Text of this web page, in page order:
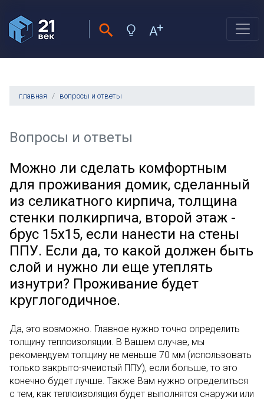
главная вопросы и ответы
Вопросы и ответы
Можно ли сделать комфортным
для проживания домик, сделанный
из селикатного кирпича, толщина
стенки полкирпича, второй этаж -
брус 15х15, если нанести на стены
ППУ. Если да, то какой должен быть
слой и нужно ли еще утеплять
изнутри? Проживание будет
круглогодичное.
Да, это возможно. Главное нужно точно определить
толщину теплоизоляции. В Вашем случае, мы
рекомендуем толщину не меньше 70 мм (использовать
только закрыто-ячеистый ППУ), если больше, то это
конечно будет лучше. Также Вам нужно определиться
с тем, как теплоизоляция будет выполнятся снаружи или